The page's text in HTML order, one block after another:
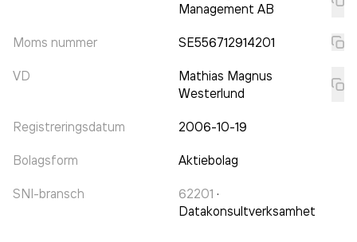
Management AB
Moms nummer SE556712914201
VD
Mathias Magnus
Westerlund
Registreringsdatum 2006-10-19
Bolagsform Aktiebolag
SNI-bransch 62201 ·
Datakonsultverksamhet